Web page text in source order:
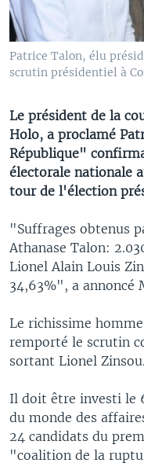
Patrice Talon, élu
scrutin présidentiel à
Le président de la
Holo, a proclamé
République"
électorale nationale
tour de l'élection
"Suffrages obtenus
Athanase Talon:
Lionel Alain Louis
34,63%", a annoncé
Le richissime
remporté le scrutin
sortant Lionel Zinsou.
Il doit être investi le
du monde des
24 candidats du
"coalition de la